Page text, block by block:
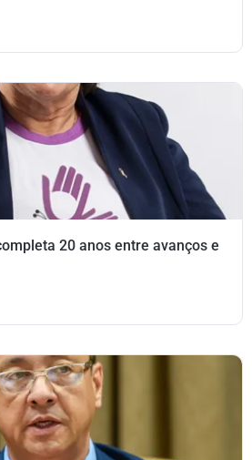
20 anos entre avanços e